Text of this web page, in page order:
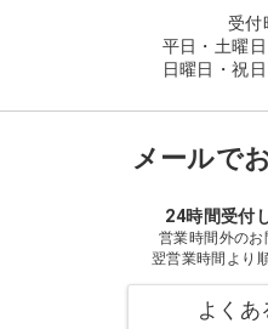
受付
平日・土曜
日曜日・祝
メールで
24時間受付
営業時間外のお
翌営業時間より
よくあ